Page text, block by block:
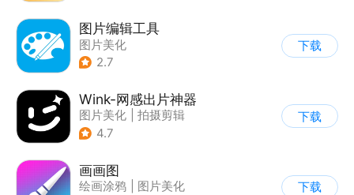
图片编辑工具
图片美化
2.7
下载
Wink-网感出片神器
图片美化
拍摄剪辑
4.7
下载
画画图
绘画涂鸦
图片美化
下载